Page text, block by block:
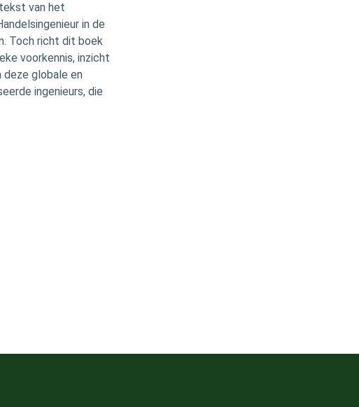
van het
in de
Toch richt dit boek
voorkennis, inzicht
deze globale en
ingenieurs, die